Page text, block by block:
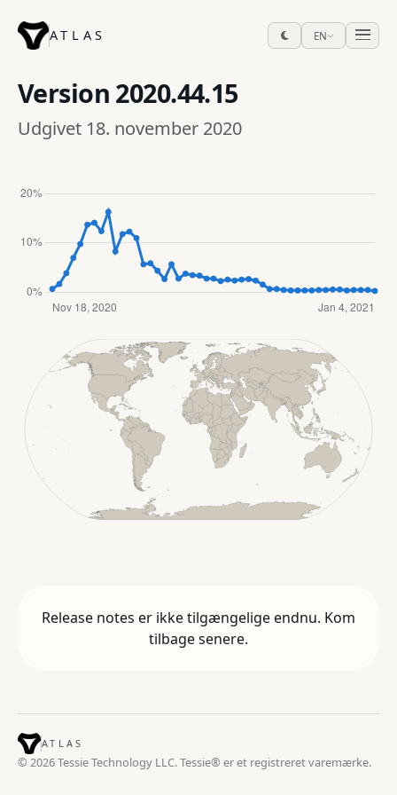
ATLAS EN
Version 2020.44.15
Udgivet 18. november 2020
Release notes er ikke tilgængelige endnu. Kom
tilbage senere.
ATLAS
© 2026 Tessie Technology LLC. Tessie® er et registreret varemærke.